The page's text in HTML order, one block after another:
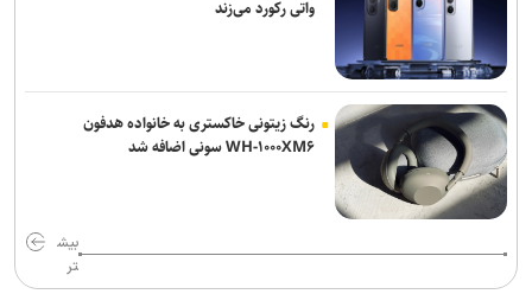
واتی رکورد می‌زند
رنگ زیتونی خاکستری به خانواده هدفون
WH-۱۰۰۰XM۶ سونی اضافه شد
بیش
تر